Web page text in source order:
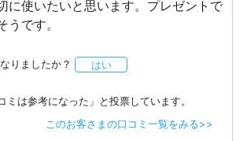
に使いたいと思います。プレゼントで
うです。
りましたか？ はい
ミは参考になった」と投票しています。
このお客さまの口コミ一覧をみる>>